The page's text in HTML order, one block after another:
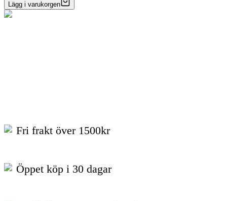
Lägg i varukorgen
Fri frakt över 1500kr
Öppet köp i 30 dagar